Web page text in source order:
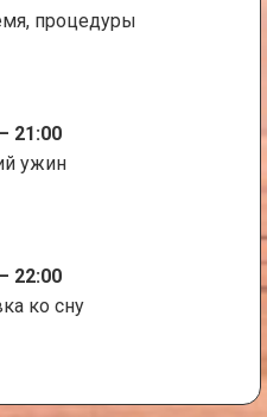
процедуры
21:00
ужин
22:00
ко сну